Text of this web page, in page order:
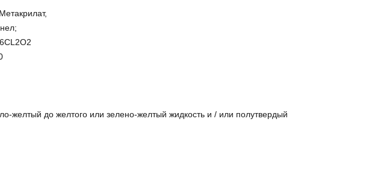
желтый до желтого или зелено-желтый жидкость и / или полутвердый